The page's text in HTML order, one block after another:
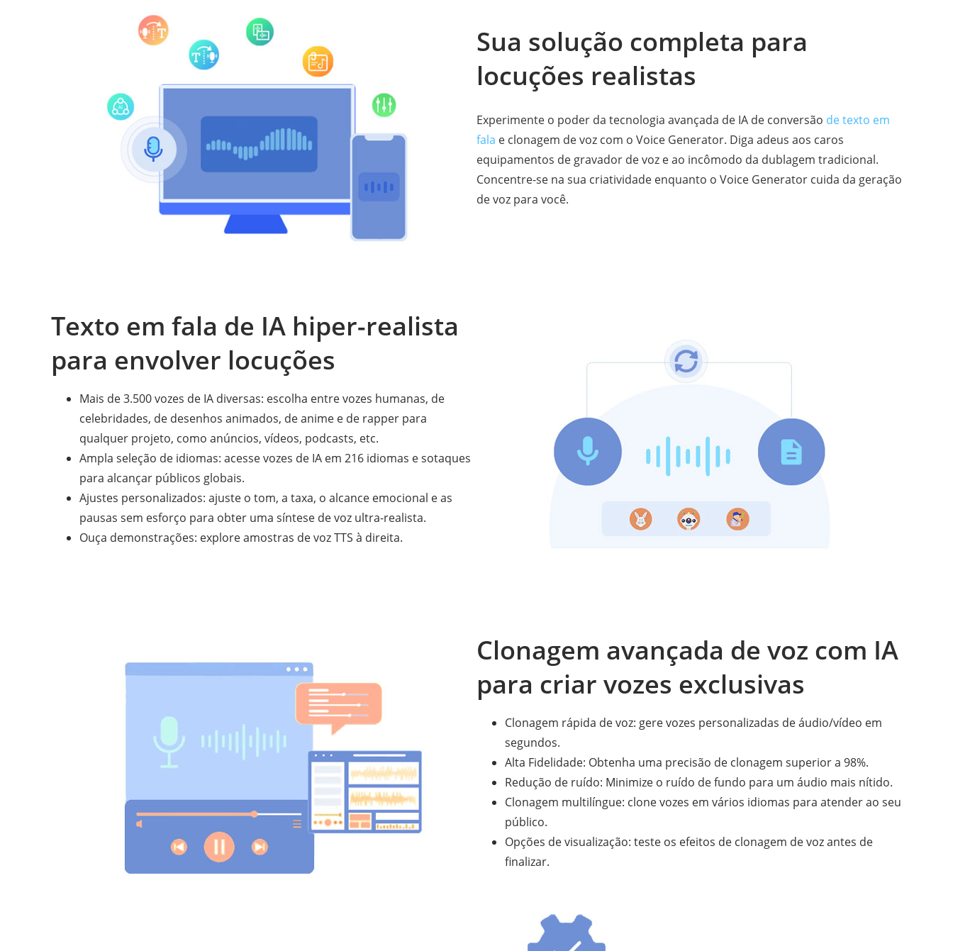
Sua solução completa para
locuções realistas
Experimente o poder da tecnologia avançada de IA de conversão de texto em
fala e clonagem de voz com o Voice Generator. Diga adeus aos caros
equipamentos de gravador de voz e ao incômodo da dublagem tradicional.
Concentre-se na sua criatividade enquanto o Voice Generator cuida da geração
de voz para você.
Texto em fala de IA hiper-realista
para envolver locuções
Mais de 3.500 vozes de IA diversas: escolha entre vozes humanas, de
celebridades, de desenhos animados, de anime e de rapper para
qualquer projeto, como anúncios, vídeos, podcasts, etc.
Ampla seleção de idiomas: acesse vozes de IA em 216 idiomas e sotaques
para alcançar públicos globais.
Ajustes personalizados: ajuste o tom, a taxa, o alcance emocional e as
pausas sem esforço para obter uma síntese de voz ultra-realista.
Ouça demonstrações: explore amostras de voz TTS à direita.
Clonagem avançada de voz com IA
para criar vozes exclusivas
Clonagem rápida de voz: gere vozes personalizadas de áudio/vídeo em
segundos.
Alta Fidelidade: Obtenha uma precisão de clonagem superior a 98%.
Redução de ruído: Minimize o ruído de fundo para um áudio mais nítido.
Clonagem multilíngue: clone vozes em vários idiomas para atender ao seu
público.
Opções de visualização: teste os efeitos de clonagem de voz antes de
finalizar.